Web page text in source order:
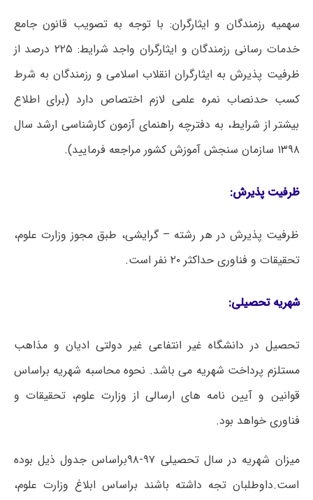
سهمیه رزمندگان و ایثارگران: با توجه به تصویب قانون جامع
خدمات رسانی رزمندگان و ایثارگران واجد شرایط: ۲۲۵ درصد از
ظرفیت پذیرش به ایثارگران انقلاب اسلامی و رزمندگان به شرط
کسب حدنصاب نمره علمی لازم اختصاص دارد (برای اطلاع
بیشتر از شرایط، به دفترچه راهنمای آزمون کارشناسی ارشد سال
۱۳۹۸ سازمان سنجش آموزش کشور مراجعه فرمایید).
ظرفیت پذیرش:
ظرفیت پذیرش در هر رشته – گرایشی، طبق مجوز وزارت علوم،
تحقیقات و فناوری حداکثر ۲۰ نفر است.
شھریه تحصیلی:
تحصیل در دانشگاه غیر انتفاعی غیر دولتی ادیان و مذاهب
مستلزم پرداخت شهریه می باشد. نحوه محاسبه شهریه براساس
قوانین و آیین نامه های ارسالی از وزارت علوم، تحقیقات و
فناوری خواهد بود.
میزان شهریه در سال تحصیلی ۹۷-۹۸براساس جدول ذیل بوده
است.داوطلبان تجه داشته باشند براساس ابلاغ وزارت علوم،